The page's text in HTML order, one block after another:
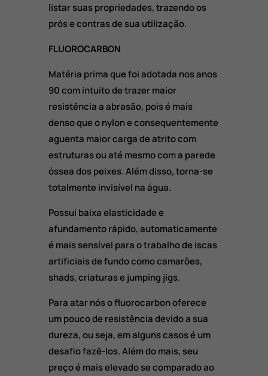
listar suas propriedades, trazendo os
prós e contras de sua utilização.
FLUOROCARBON
Matéria prima que foi adotada nos anos
90 com intuito de trazer maior
resistência a abrasão, pois é mais
denso que o nylon e consequentemente
aguenta maior carga de atrito com
estruturas ou até mesmo com a parede
óssea dos peixes. Além disso, torna-se
totalmente invisível na água.
Possui baixa elasticidade e
afundamento rápido, automaticamente
é mais sensível para o trabalho de iscas
artificiais de fundo como camarões,
shads, criaturas e jumping jigs.
Para atar nós o fluorocarbon oferece
um pouco de resistência devido a sua
dureza, ou seja, em alguns casos é um
desafio fazê-los. Além do mais, seu
preço é mais elevado se comparado ao